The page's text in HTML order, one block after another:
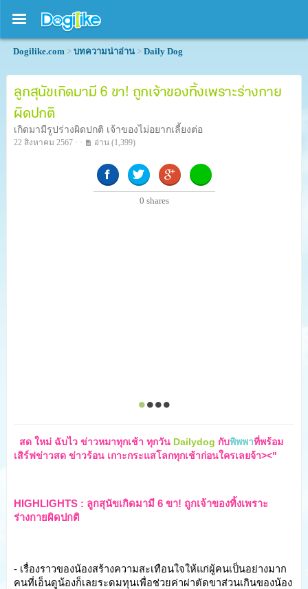
Dogilike.com > บทความน่าอ่าน > Daily Dog
ลูกสุนัขเกิดมามี 6 ขา! ถูกเจ้าของทิ้งเพราะร่างกาย
ผิดปกติ
เกิดมามีรูปร่างผิดปกติ เจ้าของไม่อยากเลี้ยงต่อ
22 สิงหาคม 2567 · · อ่าน (1,399)
0 shares
สด ใหม่ ฉับไว ข่าวหมาทุกเช้า ทุกวัน Dailydog กับพิพพาที่พร้อม
เสิร์ฟข่าวสด ข่าวร้อน เกาะกระแสโลกทุกเช้าก่อนใครเลยจ้า><"
HIGHLIGHTS : ลูกสุนัขเกิดมามี 6 ขา! ถูกเจ้าของทิ้งเพราะ
ร่างกายผิดปกติ
- เรื่องราวของน้องสร้างความสะเทือนใจให้แก่ผู้คนเป็นอย่างมาก
คนที่เอ็นดูน้องก็เลยระดมทุนเพื่อช่วยค่าผ่าตัดขาส่วนเกินของน้อง